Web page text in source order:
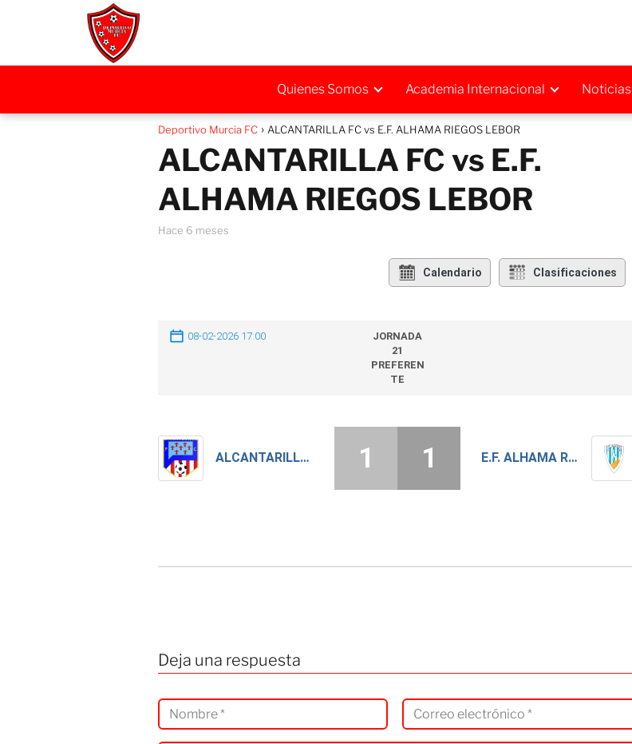
Quienes Somos Academia Internacional Noticias
Deportivo Murcia FC ALCANTARILLA FC vs E.F. ALHAMA RIEGOS LEBOR
ALCANTARILLA FC vs E.F.
ALHAMA RIEGOS LEBOR
hace 6 meses
Calendario Clasificaciones
08-02-2026 17:00
JORNADA
21
PREFEREN
TE
ALCANTARILLA FC E.F. ALHAMA RIEGOS LEBOR
1 1
Deja una respuesta